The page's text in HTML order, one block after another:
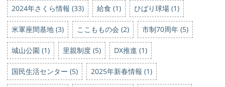
2024年さくら情報 (33) 給食 (1) ひばり球場 (1)
米軍座間基地 (3) ここももの会 (2) 市制70周年 (5)
城山公園 (1) 里親制度 (5) DX推進 (1)
国民生活センター (5) 2025年新春情報 (1)